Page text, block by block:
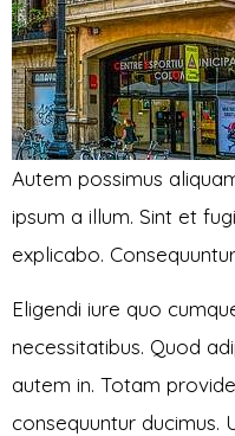
Autem possimus
ipsum a illum. Sint et
explicabo.
Eligendi iure quo
necessitatibus. Quod
autem in. Totam
consequuntur ducimus.